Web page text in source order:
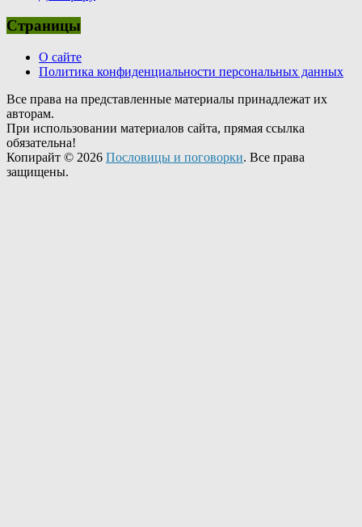
Страницы
О сайте
Политика конфиденциальности персональных данных
Все права на представленные материалы принадлежат их
авторам.
При использовании материалов сайта, прямая ссылка
обязательна!
Копирайт © 2026 Пословицы и поговорки. Все права
защищены.